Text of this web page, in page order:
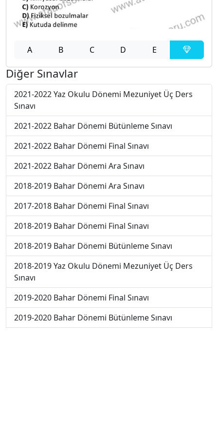
A B C D E
Diğer Sınavlar
2021-2022 Yaz Okulu Dönemi Mezuniyet Üç Ders
Sınavı
2021-2022 Bahar Dönemi Bütünleme Sınavı
2021-2022 Bahar Dönemi Final Sınavı
2021-2022 Bahar Dönemi Ara Sınavı
2018-2019 Bahar Dönemi Ara Sınavı
2017-2018 Bahar Dönemi Final Sınavı
2018-2019 Bahar Dönemi Final Sınavı
2018-2019 Bahar Dönemi Bütünleme Sınavı
2018-2019 Yaz Okulu Dönemi Mezuniyet Üç Ders
Sınavı
2019-2020 Bahar Dönemi Final Sınavı
2019-2020 Bahar Dönemi Bütünleme Sınavı